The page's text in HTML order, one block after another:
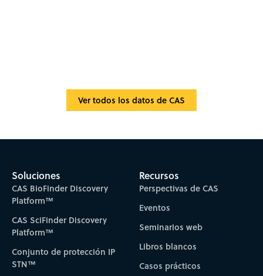
Ver todos los datos de CAS
Soluciones
CAS BioFinder Discovery
Platform™
CAS SciFinder Discovery
Platform™
Conjunto de protección IP
STN™
Recursos
Perspectivas de CAS
Eventos
Seminarios web
Libros blancos
Casos prácticos